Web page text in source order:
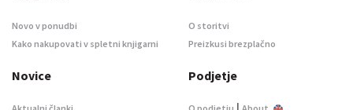
Novo v ponudbi
Kako nakupovati v spletni knjigarni
O storitvi
Preizkusi brezplačno
Novice Podjetje